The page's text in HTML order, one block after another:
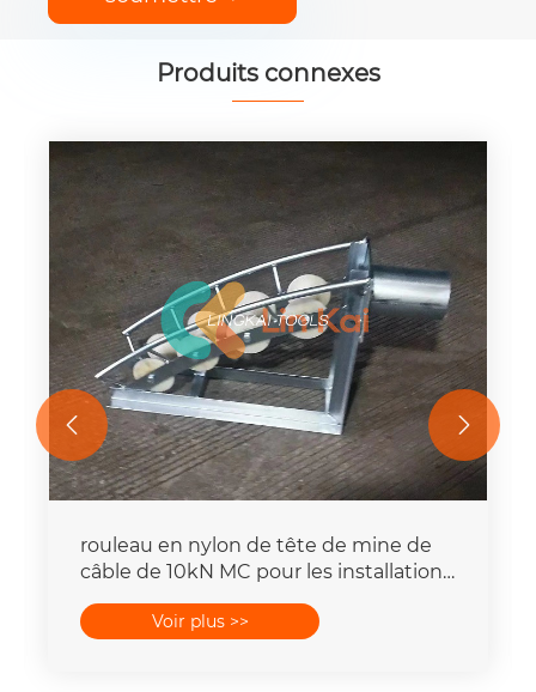
Produits connexes
rouleau en nylon de tête de mine de
câble de 10kN MC pour les installations
électriques souterraines
Voir plus >>
 